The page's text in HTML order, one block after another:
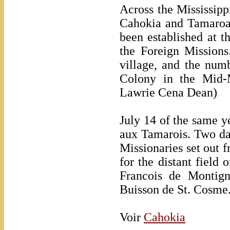
Across the
Cahokia and
been established at
the Foreign
village, and the
Colony in the Mid-
Lawrie Cena Dean)
July 14 of the same
aux Tamarois. Two
Missionaries set out
for the distant field
Francois de
Buisson de St.
Voir Cahokia